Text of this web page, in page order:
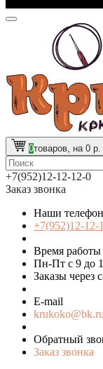
0товаров, на 0 р.
+7(952)12-12-12-0
Заказ звонка
Наши
+7(952)12-12-
Время работы
Пн-Пт с 9 до
Заказы через
E-mail
Обратный
Заказ звонка